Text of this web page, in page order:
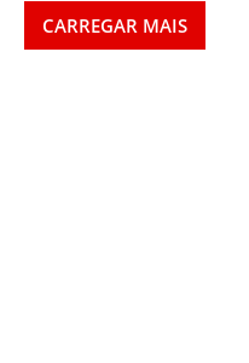
Colas e Adesivos
CARREGAR MAIS